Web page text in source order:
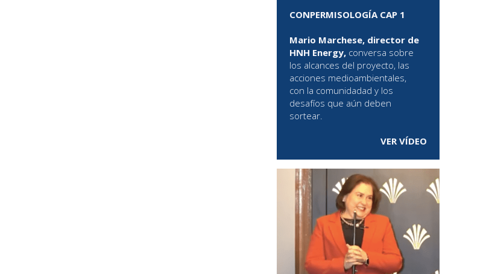
CONPERMISOLOGÍA CAP 1
Mario Marchese, director de
HNH Energy, conversa sobre
los alcances del proyecto, las
acciones medioambientales,
con la comunidadad y los
desafíos que aún deben
sortear.
VER VÍDEO